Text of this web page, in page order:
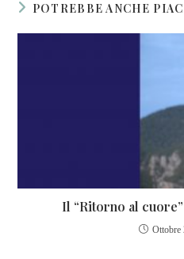
POTREBBE ANCHE
Il “Ritorno al
Ottobre